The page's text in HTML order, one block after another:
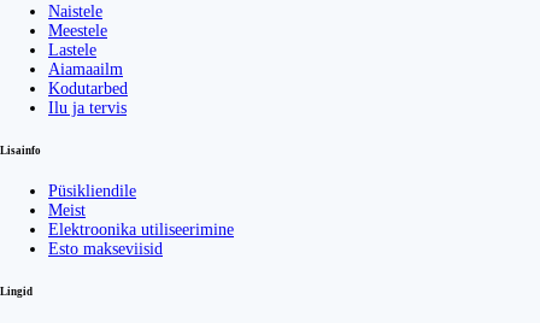
Naistele
Meestele
Lastele
Aiamaailm
Kodutarbed
Ilu ja tervis
Lisainfo
Püsikliendile
Meist
Elektroonika utiliseerimine
Esto makseviisid
Lingid